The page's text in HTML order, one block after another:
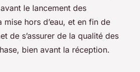
le lancement des
hors d’eau, et en fin de
de s’assurer de la qualité des
bien avant la réception.